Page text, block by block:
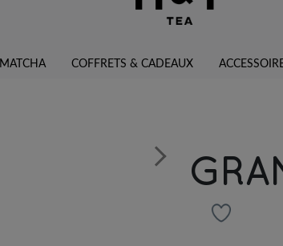
COFFRETS & CADEAUX
Next